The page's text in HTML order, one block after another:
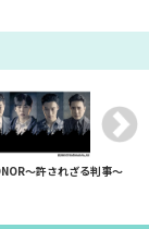
～許されざる判事～